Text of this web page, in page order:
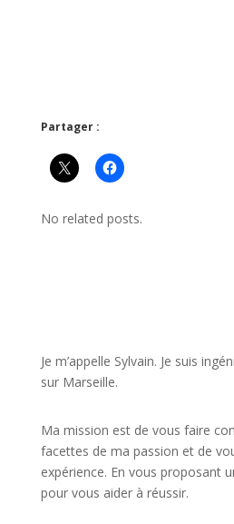
Partager :
No related posts.
Je m’appelle Sylvain. Je suis
sur Marseille.
Ma mission est de vous faire
facettes de ma passion et de
expérience. En vous proposant
pour vous aider à réussir.